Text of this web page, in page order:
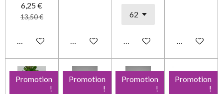
6,25 €
13,50 €
Ajouter au panier Ajouter au panier Ajouter au panier Ajouter au
Promotion
!
Promotion
!
Promotion
!
Promotion
!